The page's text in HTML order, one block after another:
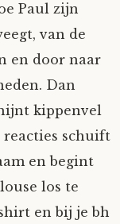
Paul zijn
van de
en door naar
Dan
kippenvel
reacties schuift
en begint
los te
en bij je bh